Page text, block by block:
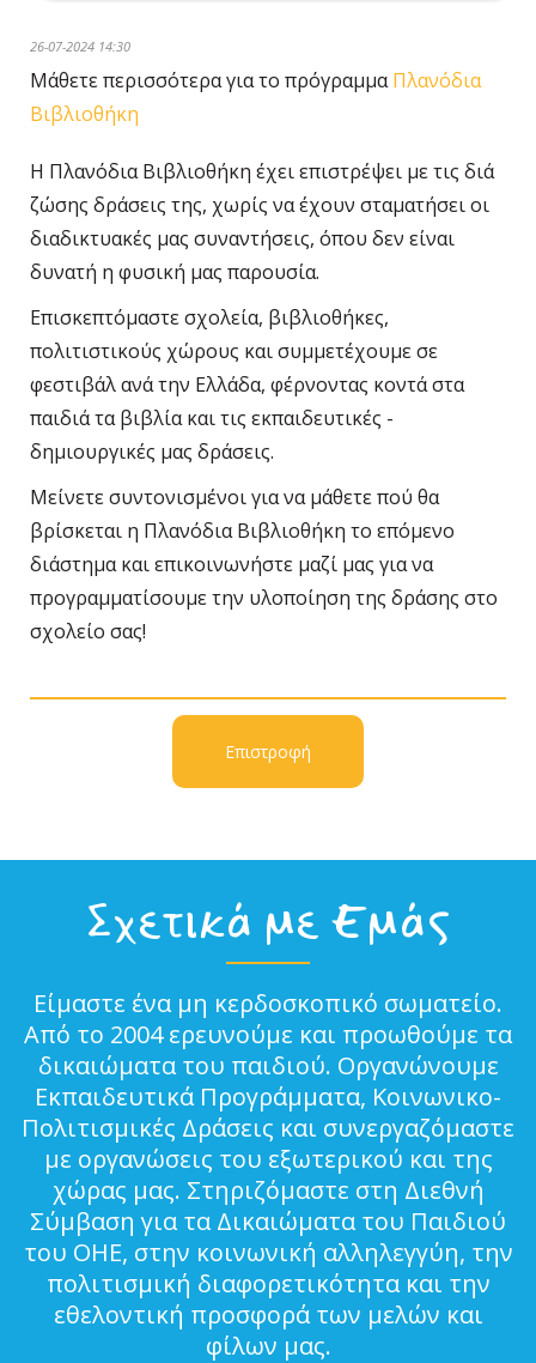
26-07-2024 14:30
Μάθετε περισσότερα για το πρόγραμμαΠλανόδια
Βιβλιοθήκη
Η Πλανόδια Βιβλιοθήκη έχει επιστρέψει με τις διά
ζώσης δράσεις της, χωρίς να έχουν σταματήσει οι
διαδικτυακές μας συναντήσεις, όπου δεν είναι
δυνατή η φυσική μας παρουσία.
Επισκεπτόμαστε σχολεία, βιβλιοθήκες,
πολιτιστικούς χώρους και συμμετέχουμε σε
φεστιβάλ ανά την Ελλάδα, φέρνοντας κοντά στα
παιδιά τα βιβλία και τις εκπαιδευτικές -
δημιουργικές μας δράσεις.
Μείνετε συντονισμένοι για να μάθετε πού θα
βρίσκεται η Πλανόδια Βιβλιοθήκη το επόμενο
διάστημα και επικοινωνήστε μαζί μας για να
προγραμματίσουμε την υλοποίηση της δράσης στο
σχολείο σας!
Επιστροφή
Σχετικά με Εμάς
Είμαστε ένα μη κερδοσκοπικό σωματείο.
Από το 2004 ερευνούμε και προωθούμε τα
δικαιώματα του παιδιού. Οργανώνουμε
Εκπαιδευτικά Προγράμματα, Κοινωνικο-
Πολιτισμικές Δράσεις και συνεργαζόμαστε
με οργανώσεις του εξωτερικού και της
χώρας μας. Στηριζόμαστε στη Διεθνή
Σύμβαση για τα Δικαιώματα του Παιδιού
του ΟΗΕ, στην κοινωνική αλληλεγγύη, την
πολιτισμική διαφορετικότητα και την
εθελοντική προσφορά των μελών και
φίλων μας.